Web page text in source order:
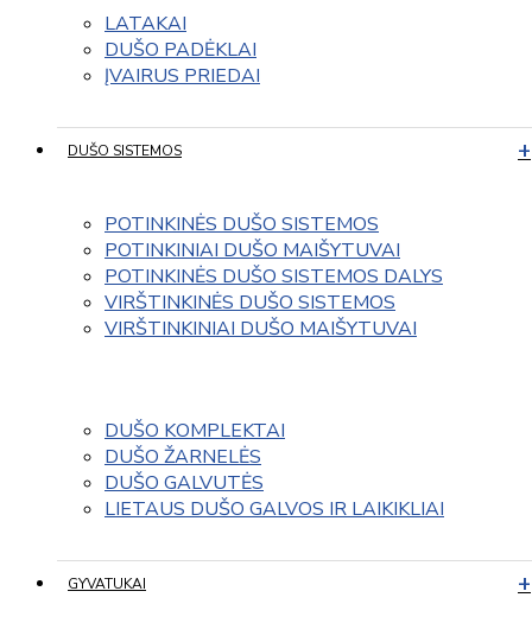
LATAKAI
DUŠO PADĖKLAI
ĮVAIRUS PRIEDAI
DUŠO SISTEMOS
POTINKINĖS DUŠO SISTEMOS
POTINKINIAI DUŠO MAIŠYTUVAI
POTINKINĖS DUŠO SISTEMOS DALYS
VIRŠTINKINĖS DUŠO SISTEMOS
VIRŠTINKINIAI DUŠO MAIŠYTUVAI
DUŠO KOMPLEKTAI
DUŠO ŽARNELĖS
DUŠO GALVUTĖS
LIETAUS DUŠO GALVOS IR LAIKIKLIAI
GYVATUKAI